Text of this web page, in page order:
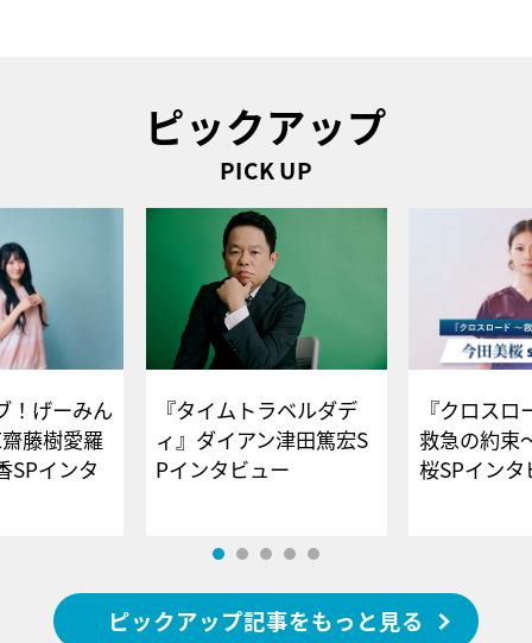
ピックアップ
PICK UP
！げーみん
藤樹愛羅
SPインタ
『タイムトラベルダデ
ィ』ダイアン津田篤宏S
Pインタビュー
『クロス
救急の約束
桜SPイ
ピックアップ記事をもっと見る